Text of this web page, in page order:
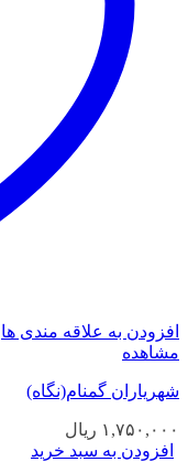
افزودن به علاقه مندی ها
مشاهده
شهریاران گمنام(نگاه)
۱,۷۵۰,۰۰۰ ریال
افزودن به سبد خرید